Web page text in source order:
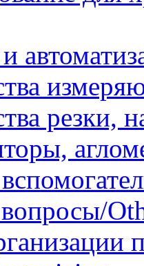
резки,